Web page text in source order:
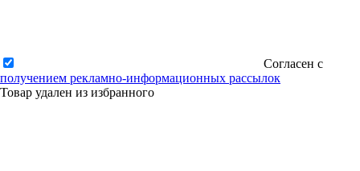
Согласен с
получением рекламно-информационных рассылок
Товар удален из избранного